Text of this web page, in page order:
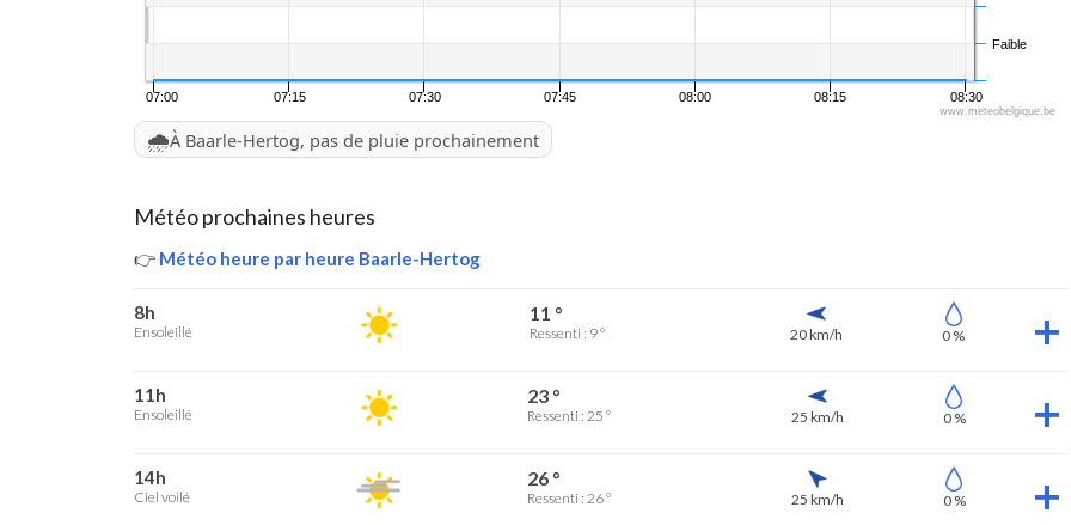
07:00 07:15 07:30 07:45 08:00 08:15 08:30
Faible
www.meteobelgique.be
🌧️À Baarle-Hertog, pas de pluie prochainement
Météo prochaines heures
👉 Météo heure par heure Baarle-Hertog
8h
Ensoleillé
11 °
Ressenti : 9 ° 20 km/h 0 %
11h
Ensoleillé
23 °
Ressenti : 25 ° 25 km/h 0 %
14h
Ciel voilé
26 °
Ressenti : 26 ° 25 km/h 0 %